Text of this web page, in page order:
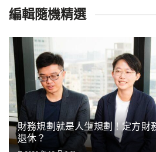
編輯隨機精選
財務規劃就是人生規劃！定方財
退休？